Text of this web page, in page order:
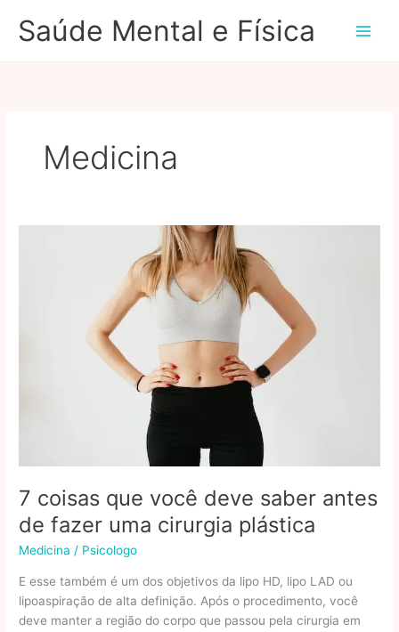
paraSaúde Mental e Física
Medicina
7 coisas que você deve saber antes
de fazer uma cirurgia plástica
Medicina / Psicologo
E esse também é um dos objetivos da lipo HD, lipo LAD ou
lipoaspiração de alta definição. Após o procedimento, você
deve manter a região do corpo que passou pela cirurgia em